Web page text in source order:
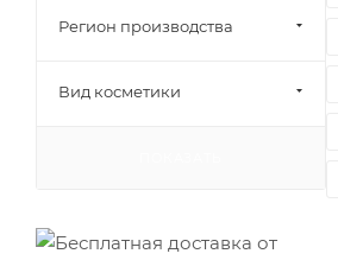
Регион производства
Вид косметики